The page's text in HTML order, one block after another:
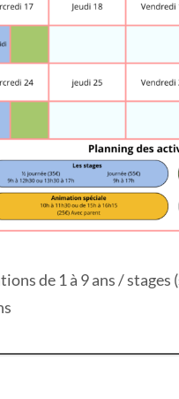
de 1 à 9 ans / stages